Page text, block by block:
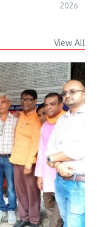
2026
View All